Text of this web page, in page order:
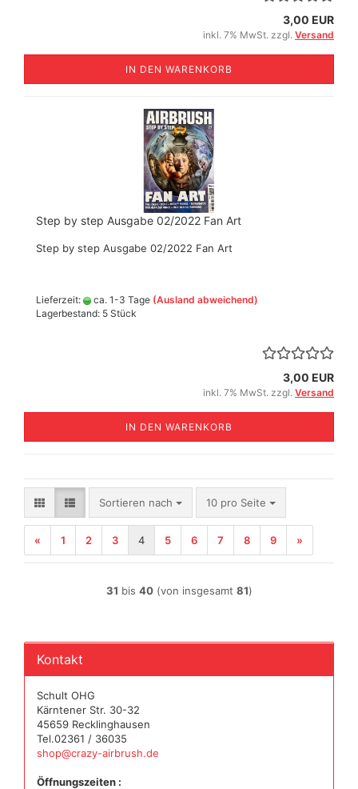
3,00 EUR
inkl. 7% MwSt. zzgl. Versand
IN DEN WARENKORB
Step by step Ausgabe 02/2022 Fan Art
Step by step Ausgabe 02/2022 Fan Art
Lieferzeit: ca. 1-3 Tage (Ausland abweichend)
Lagerbestand: 5 Stück
3,00 EUR
inkl. 7% MwSt. zzgl. Versand
IN DEN WARENKORB
Sortieren nach
Sortieren nach 10 pro Seite
pro Seite
« 1 2 3 4 5 6 7 8 9 »
31 bis 40(von insgesamt 81)
Kontakt
Schult OHG
Kärntener Str. 30-32
45659 Recklinghausen
Tel.02361 / 36035
shop@crazy-airbrush.de
Öffnungszeiten :